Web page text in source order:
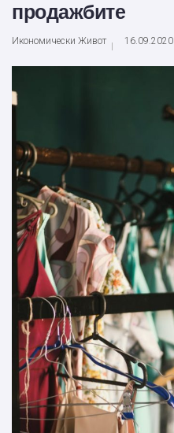
продажбите
Икономически Живот 16.09.2020